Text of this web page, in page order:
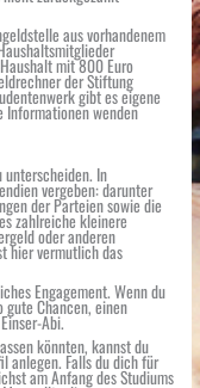
aus vorhandenem
mit 800 Euro
der Stiftung
gibt es eigene
Informationen wenden
unterscheiden. In
vergeben: darunter
der Parteien sowie die
zahlreiche kleinere
oder anderen
hier vermutlich das
Engagement. Wenn du
Chancen, einen
Abi.
könnten, kannst du
anlegen. Falls du dich für
am Anfang des Studiums